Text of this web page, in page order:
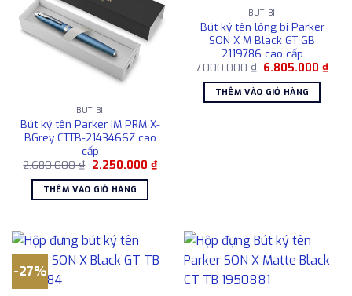
BÚT BI
Bút ký tên Parker IM PRM X-
BGrey CTTB-2143466Z cao
cấp
2.680.000₫ Giá
là:
2.680.000 ₫.
2.250.000 ₫Giá
THÊM VÀO GIỎ HÀNG
BÚT BI
Bút ký tên lông bi Parker
SON X M Black GT GB
2119786 cao cấp
7.000.000₫ Giá
là:
7.000.000 ₫.
6.805.000₫Giá
hiện
THÊM VÀO GIỎ HÀNG
-27%